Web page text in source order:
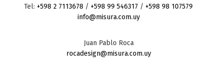
Tel: +598 2 7113678 / +598 99 546317 / +598 98 107579
info@misura.com.uy
Juan Pablo Roca
rocadesign@misura.com.uy